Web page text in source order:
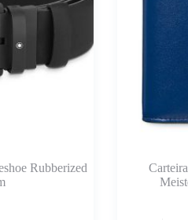
Rubberized